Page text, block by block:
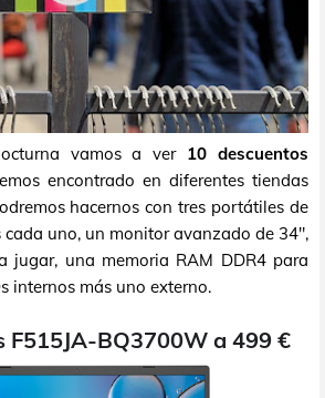
vamos a ver 10 descuentos
encontrado en diferentes tiendas
hacernos con tres portátiles de
cada uno, un monitor avanzado de 34",
jugar, una memoria RAM DDR4 para
internos más uno externo.
F515JA-BQ3700W a 499 €